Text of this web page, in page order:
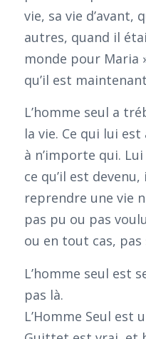
vie, sa vie d’avant,
autres, quand il
monde pour Maria
qu’il est
L’homme seul a
la vie. Ce qui lui
à n’importe qui.
ce qu’il est
reprendre une vie
pas pu ou pas
ou en tout cas, pas
L’homme seul est
pas là.
L’Homme Seul est